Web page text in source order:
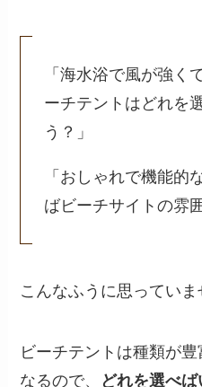
「海水浴で風が強く
ーチテントはどれを
う？」
「おしゃれで機能的
ばビーチサイトの雰
こんなふうに思っていま
ビーチテントは種類が
なるので、
どれを選べ